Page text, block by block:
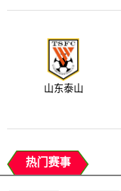
山东泰山
热门赛事